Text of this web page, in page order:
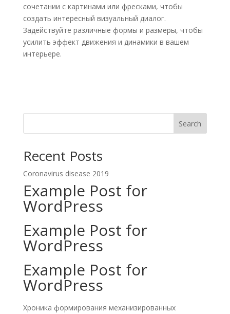
сочетании с картинами или фресками, чтобы
создать интересный визуальный диалог.
Задействуйте различные формы и размеры, чтобы
усилить эффект движения и динамики в вашем
интерьере.
Search
Recent Posts
Coronavirus disease 2019
Example Post for
WordPress
Example Post for
WordPress
Example Post for
WordPress
Хроника формирования механизированных